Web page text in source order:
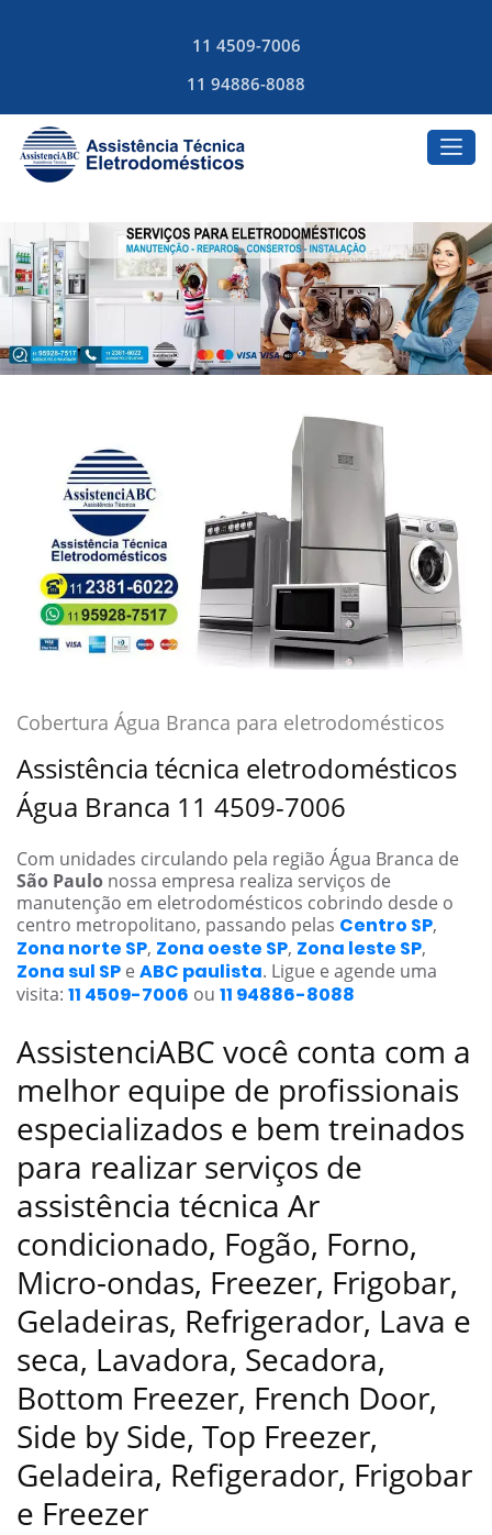
11 4509-7006
11 94886-8088
Cobertura Água Branca para eletrodomésticos
Assistência técnica eletrodomésticos
Água Branca 11 4509-7006
Com unidades circulando pela região Água Branca de
São Paulo nossa empresa realiza serviços de
manutenção em eletrodomésticos cobrindo desde o
centro metropolitano, passando pelas Centro SP,
Zona norte SP, Zona oeste SP, Zona leste SP,
Zona sul SP e ABC paulista. Ligue e agende uma
visita: 11 4509-7006 ou 11 94886-8088
AssistenciABC você conta com a
melhor equipe de profissionais
especializados e bem treinados
para realizar serviços de
assistência técnica Ar
condicionado, Fogão, Forno,
Micro-ondas, Freezer, Frigobar,
Geladeiras, Refrigerador, Lava e
seca, Lavadora, Secadora,
Bottom Freezer, French Door,
Side by Side, Top Freezer,
Geladeira, Refigerador, Frigobar
e Freezer